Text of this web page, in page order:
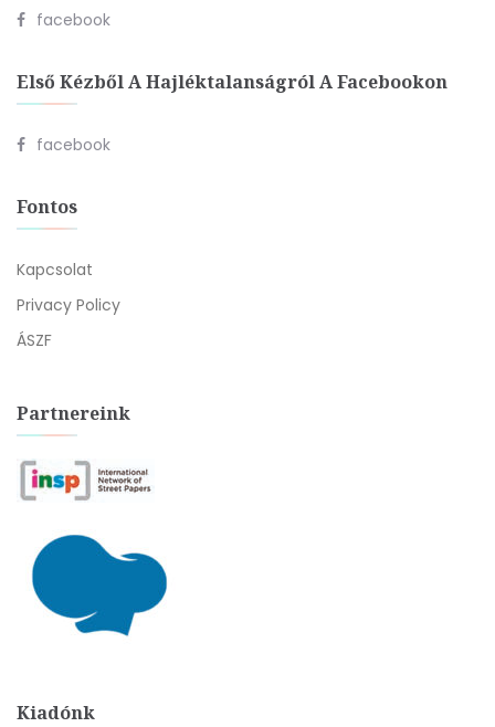
facebook
Első Kézből A Hajléktalanságról A Facebookon
facebook
Fontos
Kapcsolat
Privacy Policy
ÁSZF
Partnereink
Kiadónk